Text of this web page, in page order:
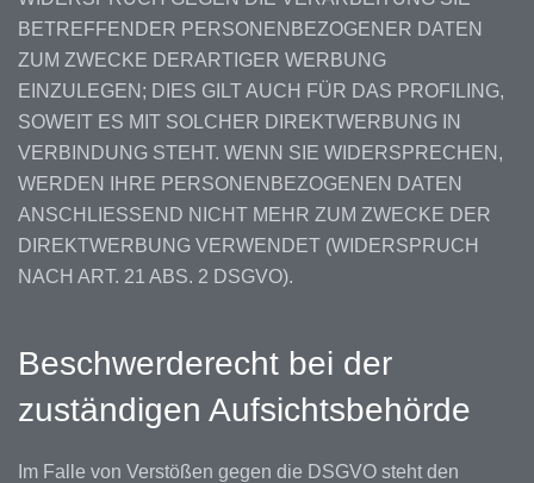
BETREFFENDER PERSONENBEZOGENER DATEN
ZUM ZWECKE DERARTIGER WERBUNG
EINZULEGEN; DIES GILT AUCH FÜR DAS PROFILING,
SOWEIT ES MIT SOLCHER DIREKTWERBUNG IN
VERBINDUNG STEHT. WENN SIE WIDERSPRECHEN,
WERDEN IHRE PERSONENBEZOGENEN DATEN
ANSCHLIESSEND NICHT MEHR ZUM ZWECKE DER
DIREKTWERBUNG VERWENDET (WIDERSPRUCH
NACH ART. 21 ABS. 2 DSGVO).
Beschwerde­recht bei der
zuständigen Aufsichts­behörde
Im Falle von Verstößen gegen die DSGVO steht den